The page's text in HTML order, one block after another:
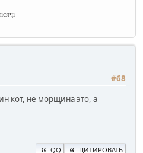
#68
кот, не морщина это, а
QQ ЦИТИРОВАТЬ